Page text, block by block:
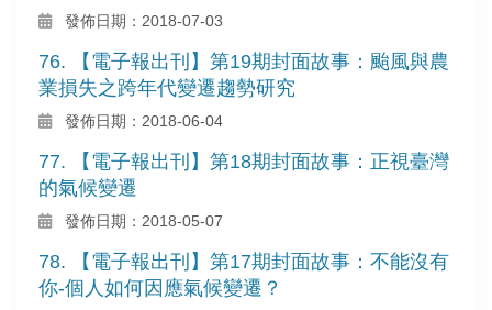
發佈日期：2018-07-03
76. 【電子報出刊】第19期封面故事：颱風與農
業損失之跨年代變遷趨勢研究
發佈日期：2018-06-04
77. 【電子報出刊】第18期封面故事：正視臺灣
的氣候變遷
發佈日期：2018-05-07
78. 【電子報出刊】第17期封面故事：不能沒有
你-個人如何因應氣候變遷？